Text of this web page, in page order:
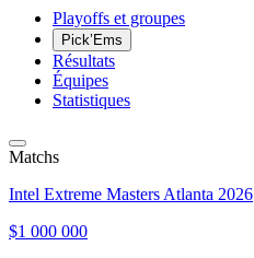
Playoffs et groupes
Pick’Ems
Résultats
Équipes
Statistiques
Matchs
Intel Extreme Masters Atlanta 2026
$1 000 000